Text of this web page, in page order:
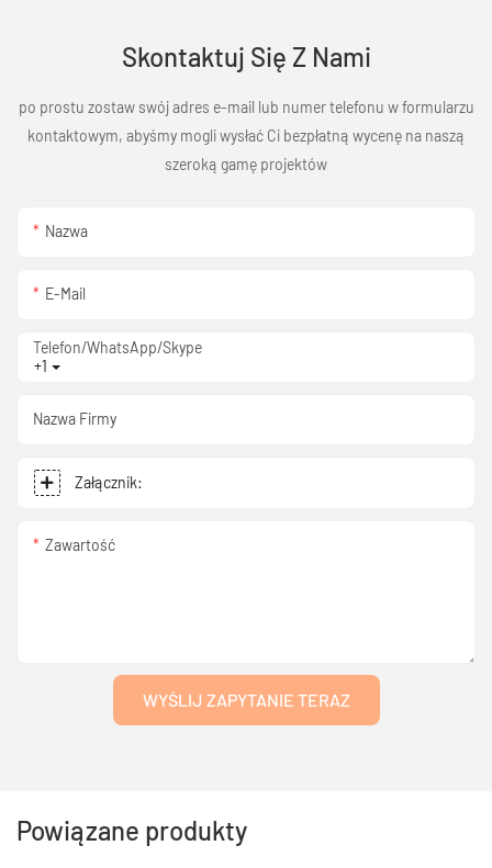
Skontaktuj Się Z Nami
po prostu zostaw swój adres e-mail lub numer telefonu w formularzu
kontaktowym, abyśmy mogli wysłać Ci bezpłatną wycenę na naszą
szeroką gamę projektów
Nazwa
E-Mail
+1
Telefon/WhatsApp/Skype
Nazwa Firmy
Załącznik:
Zawartość
WYŚLIJ ZAPYTANIE TERAZ
Powiązane produkty